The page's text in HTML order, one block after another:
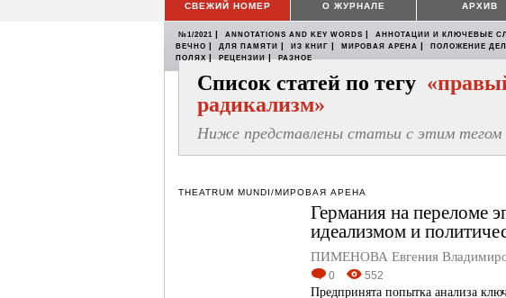
СВЕЖИЙ НОМЕР О ЖУРНАЛЕ АРХИВ
№1/2021 | ANNOTATIONS AND KEY WORDS | АННОТАЦИИ И КЛЮЧЕВЫЕ
ВЕЧНО | ДЛЯ ПАМЯТИ | ИЗ КНИГ | МИРОВАЯ АРЕНА | ПОЛОЖЕНИЕ ДЕЛ
ПОЛЯХ | РЕЦЕНЗИИ | РАЗНОЕ
Список статей по тегу
радикализм»
Ниже представлены статьи с этим тегом
THEATRUM MUNDI/МИРОВАЯ АРЕНА
Германия на переломе
идеализмом и
ПИМЕНОВА Евгения
0 552
Предпринята попытка анализа